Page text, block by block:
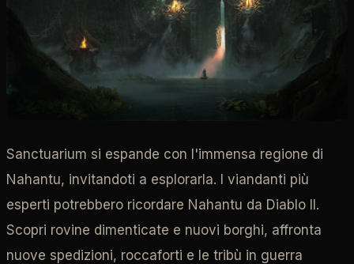
Sanctuarium si espande con l'immensa regione di
Nahantu, invitandoti a esplorarla. I viandanti più
esperti potrebbero ricordare Nahantu da Diablo II.
Scopri rovine dimenticate e nuovi borghi, affronta
nuove spedizioni, roccaforti e le tribù in guerra